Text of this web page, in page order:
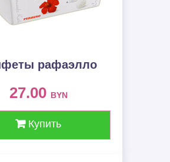
рафаэлло
27.00 BYN
Купить